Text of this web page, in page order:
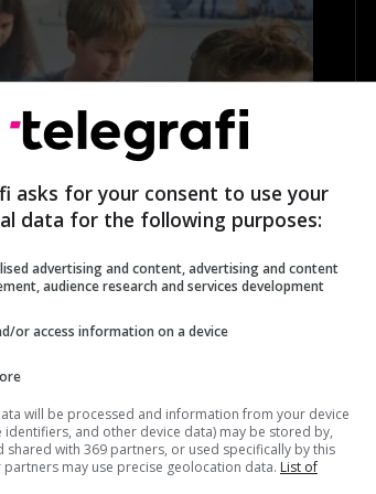
take first measures in
asks for your consent to use your
data for the following purposes:
advertising and content, advertising and content
audience research and services development
or access information on a device
will be processed and information from your device
identifiers, and other device data) may be stored by,
shared with 369 partners, or used specifically by this
partners may use precise geolocation data. List of